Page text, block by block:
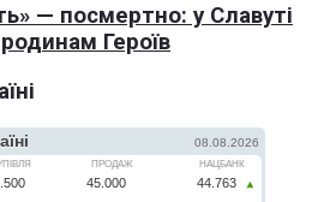
— посмертно: у Славуті
Героїв